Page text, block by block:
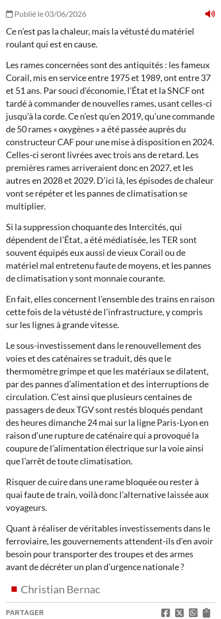
Publié le 03/06/2026
Ce n’est pas la chaleur, mais la vétusté du matériel
roulant qui est en cause.
Les rames concernées sont des antiquités : les fameux
Corail, mis en service entre 1975 et 1989, ont entre 37
et 51 ans. Par souci d’économie, l’État et la SNCF ont
tardé à commander de nouvelles rames, usant celles-ci
jusqu’à la corde. Ce n’est qu’en 2019, qu’une commande
de 50 rames « oxygènes » a été passée auprès du
constructeur CAF pour une mise à disposition en 2024.
Celles-ci seront livrées avec trois ans de retard. Les
premières rames arriveraient donc en 2027, et les
autres en 2028 et 2029. D’ici là, les épisodes de chaleur
vont se répéter et les pannes de climatisation se
multiplier.
Si la suppression choquante des Intercités, qui
dépendent de l’État, a été médiatisée, les TER sont
souvent équipés eux aussi de vieux Corail ou de
matériel mal entretenu faute de moyens, et les pannes
de climatisation y sont monnaie courante.
En fait, elles concernent l’ensemble des trains en raison
cette fois de la vétusté de l’infrastructure, y compris
sur les lignes à grande vitesse.
Le sous-investissement dans le renouvellement des
voies et des caténaires se traduit, dès que le
thermomètre grimpe et que les matériaux se dilatent,
par des pannes d’alimentation et des interruptions de
circulation. C’est ainsi que plusieurs centaines de
passagers de deux TGV sont restés bloqués pendant
des heures dimanche 24 mai sur la ligne Paris-Lyon en
raison d’une rupture de caténaire qui a provoqué la
coupure de l’alimentation électrique sur la voie ainsi
que l’arrêt de toute climatisation.
Risquer de cuire dans une rame bloquée ou rester à
quai faute de train, voilà donc l’alternative laissée aux
voyageurs.
Quant à réaliser de véritables investissements dans le
ferroviaire, les gouvernements attendent-ils d’en avoir
besoin pour transporter des troupes et des armes
avant de décréter un plan d’urgence nationale ?
Christian Bernac
PARTAGER